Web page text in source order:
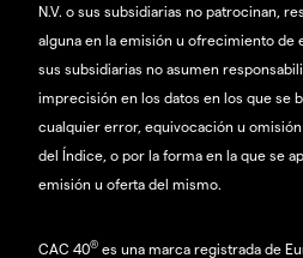
N.V. o sus subsidiarias no patrocinan,
alguna en la emisión u ofrecimiento de
sus subsidiarias no asumen
imprecisión en los datos en los que se
cualquier error, equivocación u
del Índice, o por la forma en la que se
emisión u oferta del mismo.
CAC 40® es una marca registrada de